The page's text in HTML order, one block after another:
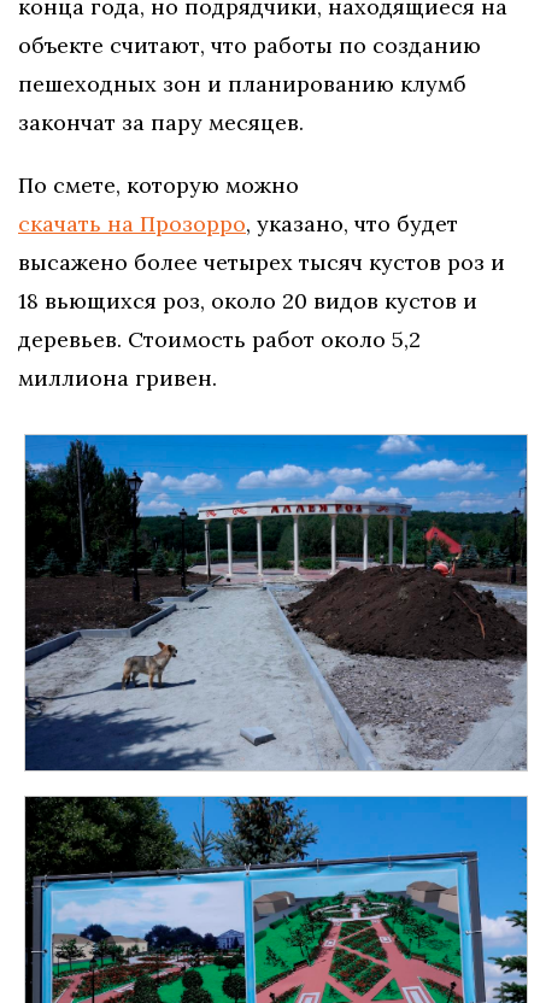
конца года, но подрядчики, находящиеся на
объекте считают, что работы по созданию
пешеходных зон и планированию клумб
закончат за пару месяцев.
По смете, которую можно
скачать на Прозорро, указано, что будет
высажено более четырех тысяч кустов роз и
18 вьющихся роз, около 20 видов кустов и
деревьев. Стоимость работ около 5,2
миллиона гривен.